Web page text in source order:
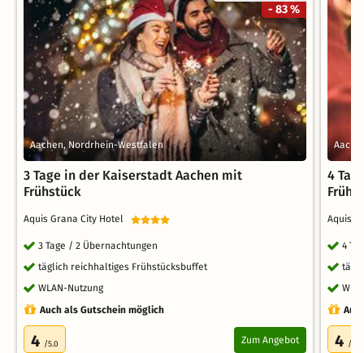
- 83 %
Aachen, Nordrhein-Westfalen
3 Tage in der Kaiserstadt Aachen mit
Frühstück
Aquis Grana City Hotel
3 Tage / 2 Übernachtungen
täglich reichhaltiges Frühstücksbuffet
WLAN-Nutzung
Auch als Gutschein möglich
4 /5.0 Zum Angebot
4
Aquis
4
4 /5.0